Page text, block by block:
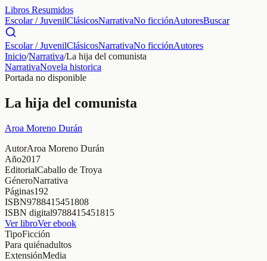
Libros Resumidos
Escolar / JuvenilClásicosNarrativaNo ficciónAutoresBuscar
Escolar / JuvenilClásicosNarrativaNo ficciónAutores
Inicio/Narrativa/La hija del comunista
NarrativaNovela historica
Portada no disponible
La hija del comunista
Aroa Moreno Durán
AutorAroa Moreno Durán
Año2017
EditorialCaballo de Troya
GéneroNarrativa
Páginas192
ISBN9788415451808
ISBN digital9788415451815
Ver libroVer ebook
TipoFicción
Para quiénadultos
ExtensiónMedia